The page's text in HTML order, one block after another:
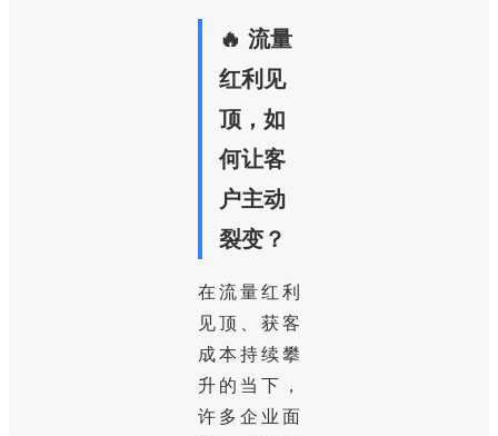
🔥 流量
红利见
顶，如
何让客
户主动
裂变？
在流量红利
见顶、获客
成本持续攀
升的当下，
许多企业面